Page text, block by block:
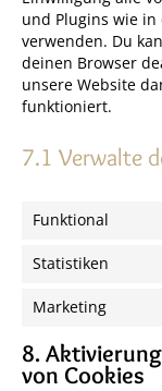
und Plugins wie in
verwenden. Du
deinen Browser
unsere Website
funktioniert.
7.1 Verwalte
Funktional
Statistiken
Marketing
8.
von Cookies